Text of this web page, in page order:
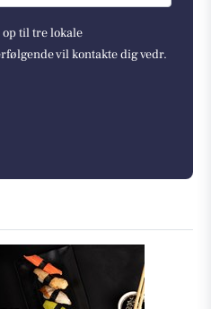
til tre lokale
vil kontakte dig vedr.